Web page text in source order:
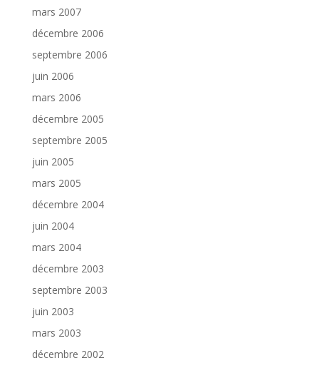
mars 2007
décembre 2006
septembre 2006
juin 2006
mars 2006
décembre 2005
septembre 2005
juin 2005
mars 2005
décembre 2004
juin 2004
mars 2004
décembre 2003
septembre 2003
juin 2003
mars 2003
décembre 2002